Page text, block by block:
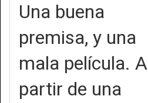
Una buena
premisa, y una
mala película. A
partir de una